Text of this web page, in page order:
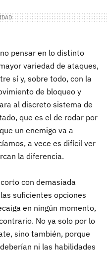
pensar en lo distinto
variedad de ataques,
sí y, sobre todo, con la
de bloqueo y
al discreto sistema de
que es el de rodar por
un enemigo va a
a vece es difícil ver
la diferencia.
con demasiada
suficientes opciones
en ningún momento,
No ya solo por lo
sino también, porque
ni las habilidades